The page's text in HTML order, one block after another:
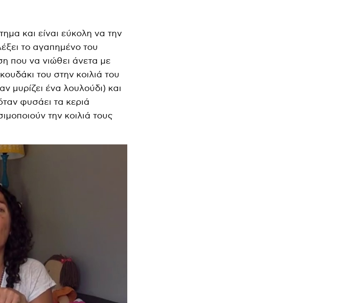
n
και είναι εύκολη να την
το αγαπημένο του
που να νιώθει άνετα με
του στην κοιλιά του
μυρίζει ένα λουλούδι) και
φυσάει τα κεριά
την κοιλιά τους